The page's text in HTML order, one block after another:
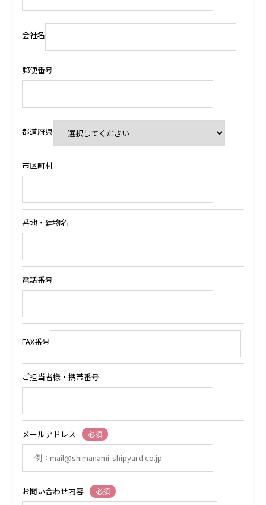
会社名
郵便番号
都道府県
市区町村
番地・建物名
電話番号
FAX番号
ご担当者様・携帯番号
メールアドレス 必須
お問い合わせ内容 必須